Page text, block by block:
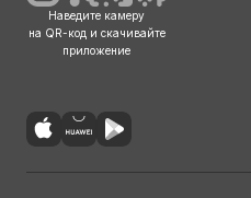
Наведите камеру
на QR-код и скачивайте
приложение